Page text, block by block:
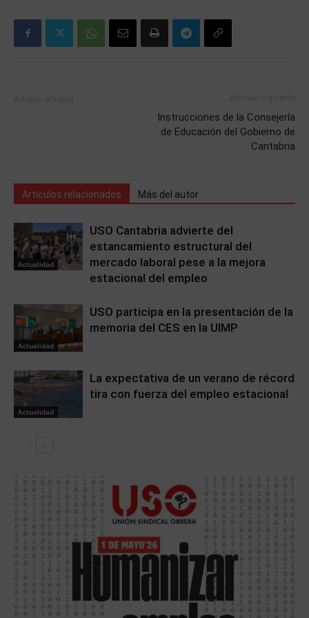
Instrucciones de la Consejería
de Educación del Gobierno de
Cantabria
Artículos relacionados Más del autor
Actualidad
USO Cantabria advierte del
estancamiento estructural del
mercado laboral pese a la mejora
estacional del empleo
Actualidad
USO participa en la presentación de la
memoria del CES en la UIMP
Actualidad
La expectativa de un verano de récord
tira con fuerza del empleo estacional